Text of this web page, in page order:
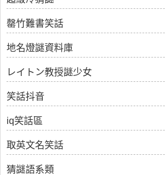
罄竹難書笑話
地名燈謎資料庫
レイトン教授謎少女
笑話抖音
iq笑話區
取英文名笑話
猜謎語系類